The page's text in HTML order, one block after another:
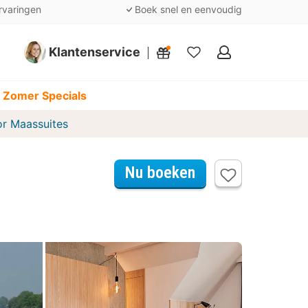
Boek snel en eenvoudig
Klantenservice
Mijn
Specials
Maassuites
Nu boeken